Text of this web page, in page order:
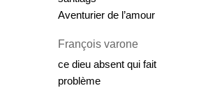
Aventurier de l’amour
François varone
ce dieu absent qui fait
problème